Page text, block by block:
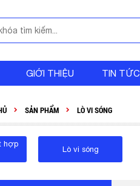
GIỚI THIỆU TIN TỨC
SẢN PHẨM LÒ VI SÓNG
hợp
Lò vi sóng